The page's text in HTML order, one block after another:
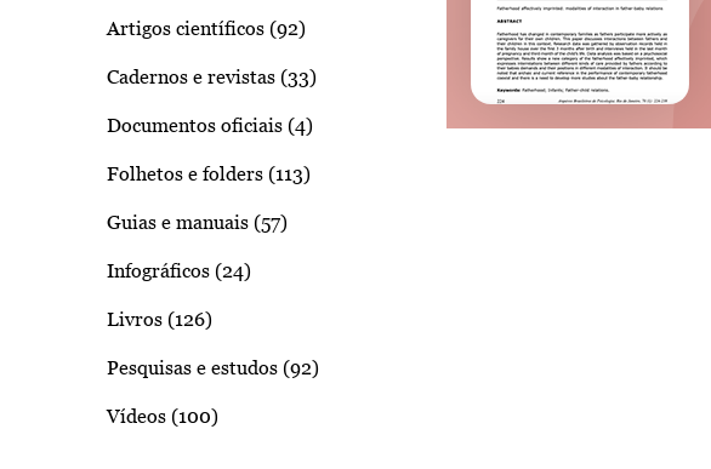
Artigos científicos (92)
Cadernos e revistas (33)
Documentos oficiais (4)
Folhetos e folders (113)
Guias e manuais (57)
Infográficos (24)
Livros (126)
Pesquisas e estudos (92)
Vídeos (100)